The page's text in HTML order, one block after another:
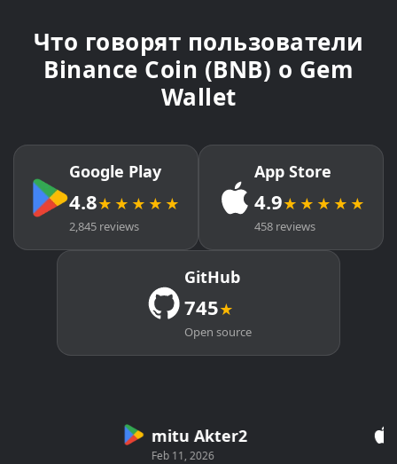
Что говорят пользователи
Binance Coin (BNB) о Gem
Wallet
Google Play
4.8★★★★★
2,845 reviews
App Store
4.9★★★★★
458 reviews
GitHub
745★
Open source
mitu Akter2
Feb 11, 2026